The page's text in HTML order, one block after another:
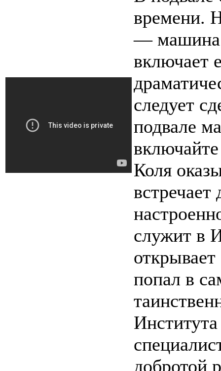
времени.
— машина
включает
следует
подвале
Коля
служит в
открывает
попал в
добротой